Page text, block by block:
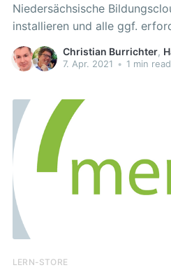
Niedersächsische
installieren und alle ggf.
in Ruhe vornehmen. Wenn
abgeschlossen haben,
Christian Burrichter,
7. Apr. 2021 • 1 min read
LERN-STORE